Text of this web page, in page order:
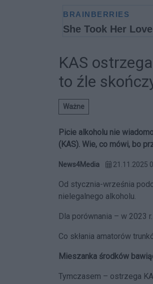
KAS
to źle
Ważne
Picie alkoholu nie
(KAS). Wie, co mówi, bo
News4Media 21.11.2025
Od stycznia-września
nielegalnego alkoholu.
Dla porównania – w 2023
Co skłania amatorów
Mieszanka środków
Tymczasem – ostrzega